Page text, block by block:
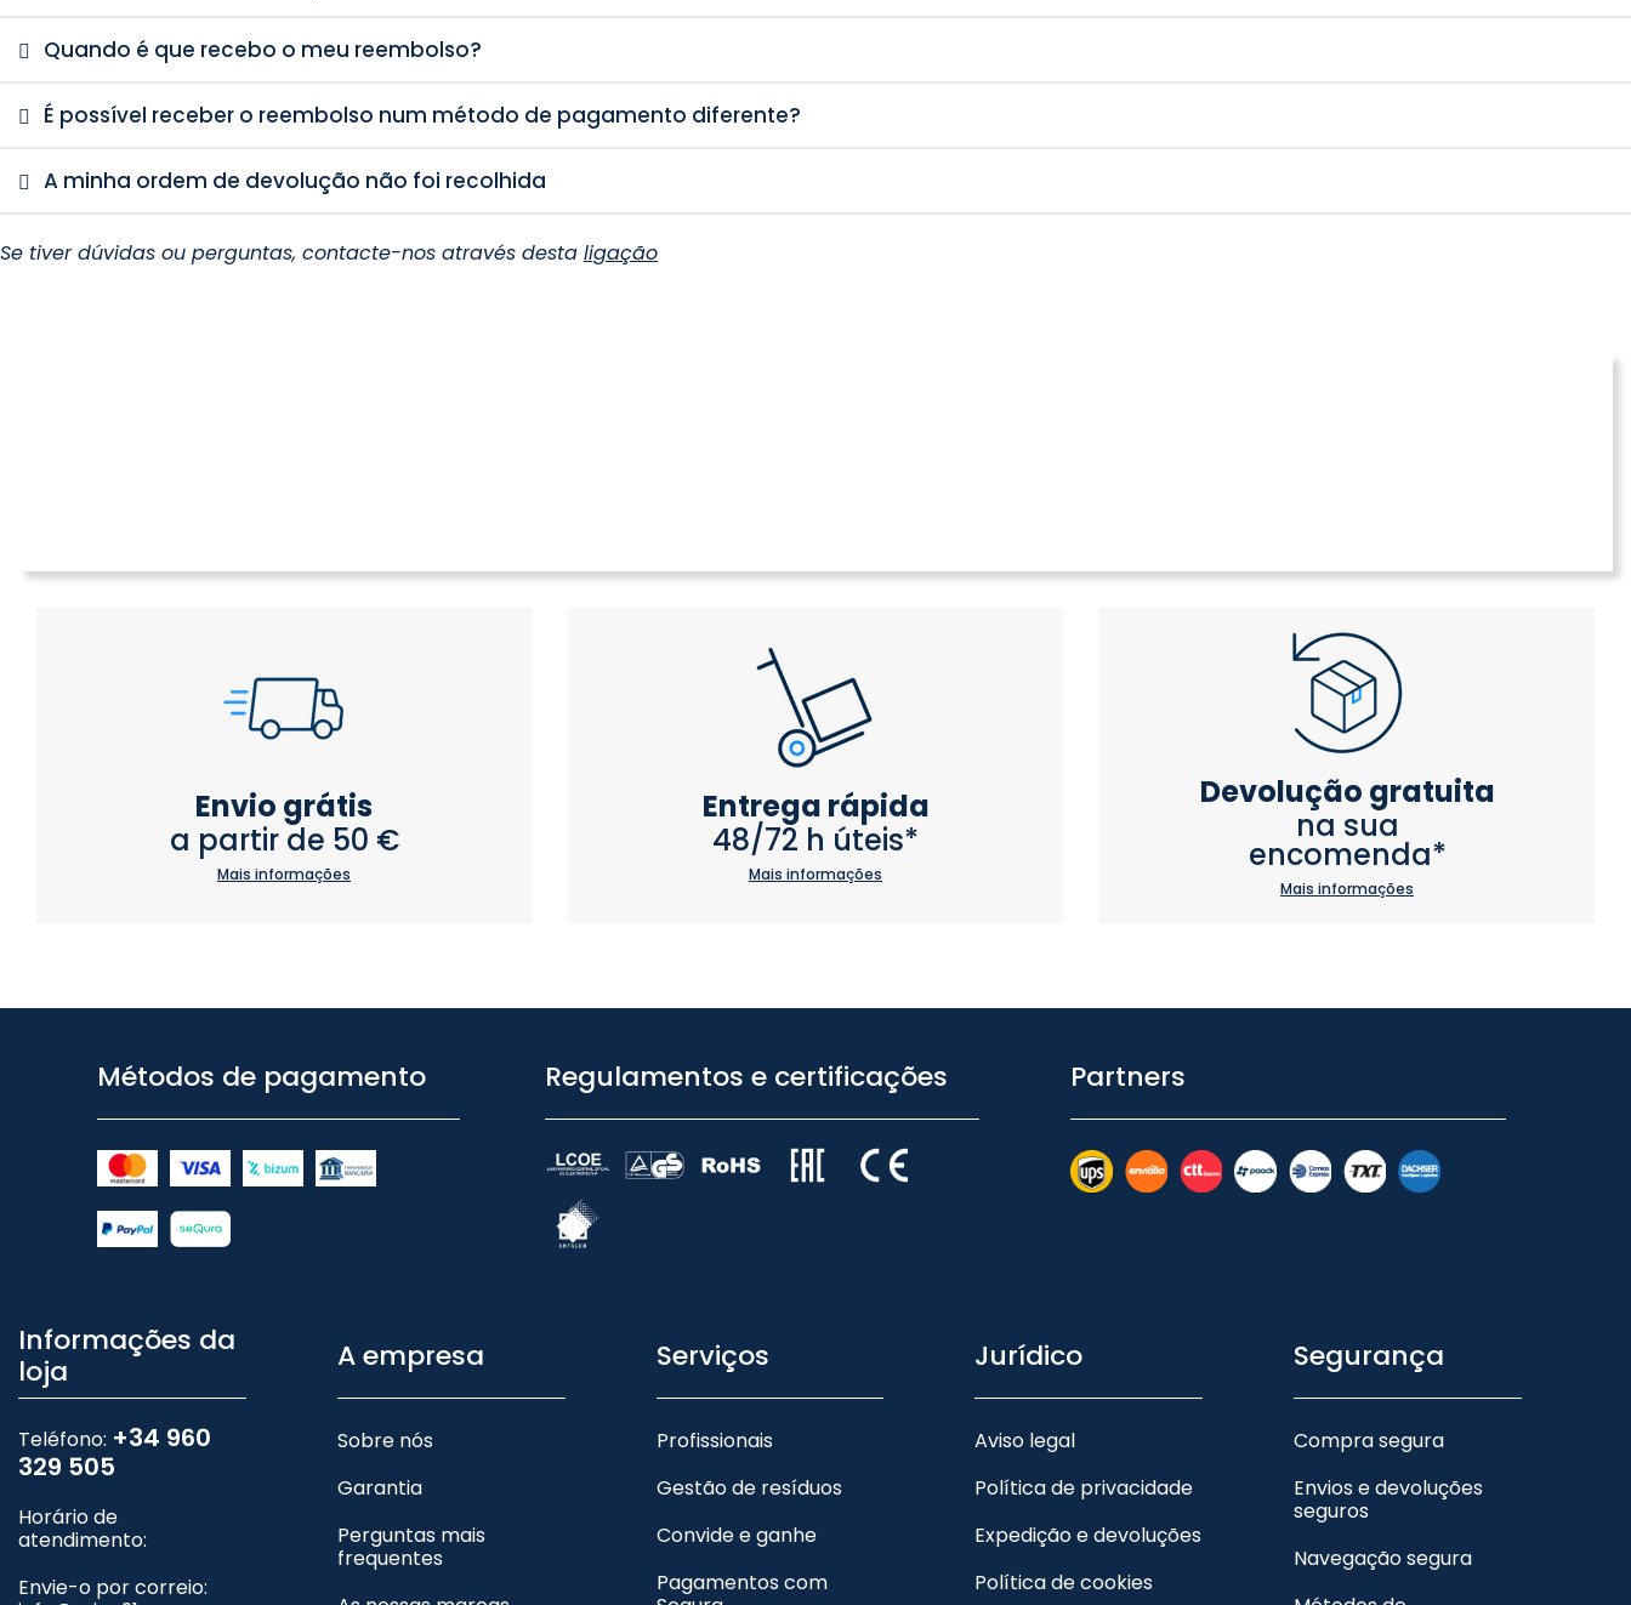
Quando é que recebo o meu reembolso?
É possível receber o reembolso num método de pagamento diferente?
A minha ordem de devolução não foi recolhida
Se tiver dúvidas ou perguntas, contacte-nos através desta ligação
Envio grátis
a partir de 50 €
Mais informações
Entrega rápida
48/72 h úteis*
Mais informações
Devolução gratuita
na sua
encomenda*
Mais informações
Métodos de pagamento Regulamentos e certificações Partners
Informações da
loja
Teléfono: +34 960
329 505
Horário de
atendimento:
Envie-o por correio:
A empresa
Sobre nós
Garantia
Perguntas mais
frequentes
Serviços
Profissionais
Gestão de resíduos
Convide e ganhe
Pagamentos com
Jurídico
Aviso legal
Política de privacidade
Expedição e devoluções
Política de cookies
Segurança
Compra segura
Envios e devoluções
seguros
Navegação segura